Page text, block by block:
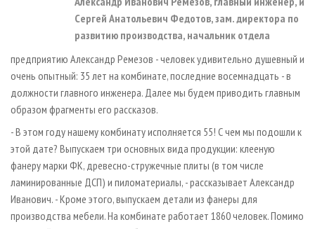
Сергей Анатольевич Федотов, зам. директора по
развитию производства, начальник отдела
предприятию Александр Ремезов - человек удивительно душевный и
очень опытный: 35 лет на комбинате, последние восемнадцать - в
должности главного инженера. Далее мы будем приводить главным
образом фрагменты его рассказов.
- В этом году нашему комбинату исполняется 55! С чем мы подошли к
этой дате? Выпускаем три основных вида продукции: клееную
фанеру марки ФК, древесно-стружечные плиты (в том числе
ламинированные ДСП) и пиломатериалы, - рассказывает Александр
Иванович. - Кроме этого, выпускаем детали из фанеры для
производства мебели. На комбинате работает 1860 человек. Помимо